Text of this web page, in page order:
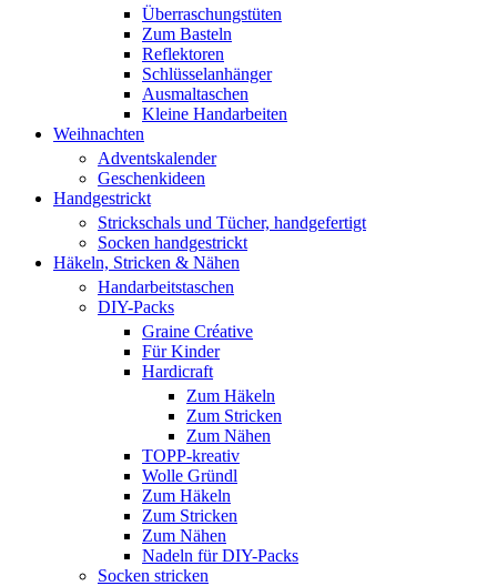
Überraschungstüten
Zum Basteln
Reflektoren
Schlüsselanhänger
Ausmaltaschen
Kleine Handarbeiten
Weihnachten
Adventskalender
Geschenkideen
Handgestrickt
Strickschals und Tücher, handgefertigt
Socken handgestrickt
Häkeln, Stricken & Nähen
Handarbeitstaschen
DIY-Packs
Graine Créative
Für Kinder
Hardicraft
Zum Häkeln
Zum Stricken
Zum Nähen
TOPP-kreativ
Wolle Gründl
Zum Häkeln
Zum Stricken
Zum Nähen
Nadeln für DIY-Packs
Socken stricken